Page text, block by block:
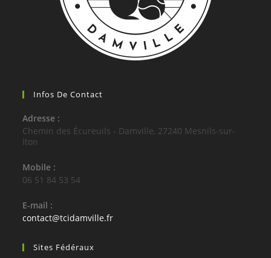
Infos De Contact
Adresse :
Chemin des Écureuils - Damville, 27240 Mesnils-sur-
Iton
Mobile :
06 51 84 53 54
E-mail :
contact@tcidamville.frS’ouvre
Sites Fédéraux